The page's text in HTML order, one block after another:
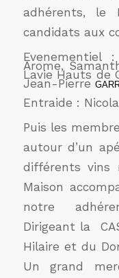
adhérents, le
candidats aux
Evenementiel
Arome,
Lavie Hauts de
Jean-Pierre
Entraide :
Puis les
autour d’un
différents vins
Maison
notre
Dirigeant la
Hilaire et du
Un grand